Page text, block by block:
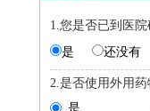
1.您是否已到医院
是
还没有
2.是否使用外用药
是